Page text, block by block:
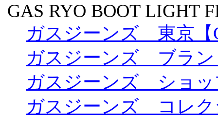
GAS RYO BOOT LIGHT
ガスジーンズ 東京【
ガスジーンズ ブラン
ガスジーンズ ショッ
ガスジーンズ コレク